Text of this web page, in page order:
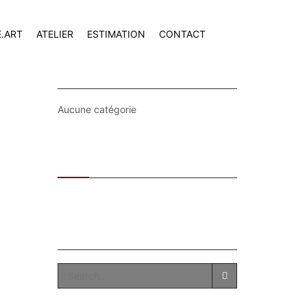
ATELIER ESTIMATION CONTACT
Aucune catégorie